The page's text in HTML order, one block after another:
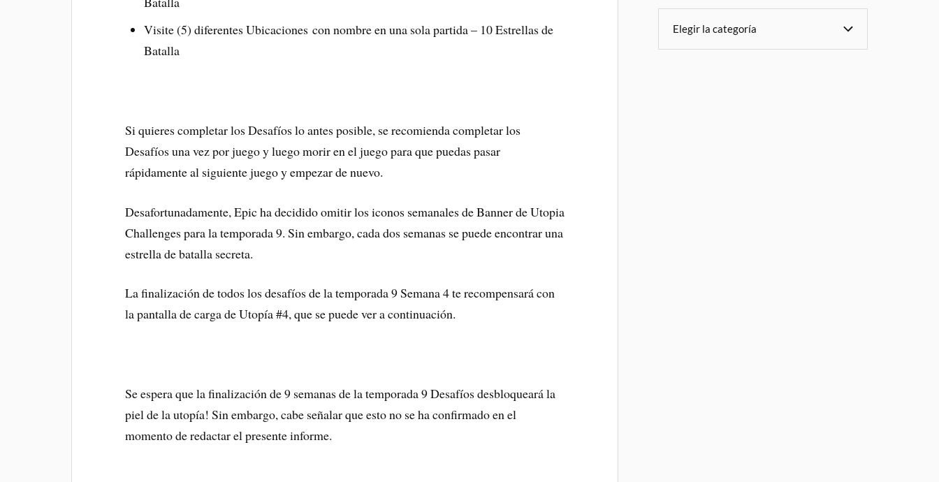
Visite (5) diferentes Ubicaciones con nombre en una sola partida – 10 Estrellas de
Batalla
Si quieres completar los Desafíos lo antes posible, se recomienda completar los
Desafíos una vez por juego y luego morir en el juego para que puedas pasar
rápidamente al siguiente juego y empezar de nuevo.
Desafortunadamente, Epic ha decidido omitir los iconos semanales de Banner de Utopia
Challenges para la temporada 9. Sin embargo, cada dos semanas se puede encontrar una
estrella de batalla secreta.
La finalización de todos los desafíos de la temporada 9 Semana 4 te recompensará con
la pantalla de carga de Utopía #4, que se puede ver a continuación.
Se espera que la finalización de 9 semanas de la temporada 9 Desafíos desbloqueará la
piel de la utopía! Sin embargo, cabe señalar que esto no se ha confirmado en el
momento de redactar el presente informe.